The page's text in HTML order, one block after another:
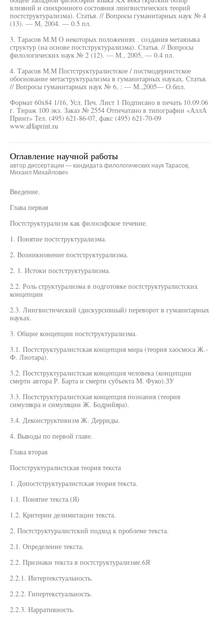
влияний и синхронного состояния лингвистических теорий
постструктурализма). Статья. // Вопросы гуманитарных наук № 4
(13). — М, 2004. — 0.5 пл.
3. Тарасов М.М О некоторых положениях . создания метаязыка
структур (на основе постструктурализма). Статья. // Вопросы
филологических наук № 2 (12). — М., 2005, — 0.4 пл.
4. Тарасов М.М Постструктуралистское / постмодернистское
обоснование метаструктурализма в гуманитарных науках. Статья.
// Вопросы гуманитарных наук № 6, : — М.,2005— О.бпл.
Формат 60x84 1/16, Усл. Печ. Лист 1 Подписано в печать 10.09.06
г. Тираж 100 экз. Заказ № 2554 Отпечатано в типографии «АллА
Принт» Тел. (495) 621-86-07, факс (495) 621-70-09
www.aHaprint.ru
Оглавление научной работы
автор диссертации — кандидата филологических наук Тарасов,
Михаил Михайлович
Введение.
Глава первая
Постструктурализм как философское течение.
1. Понятие постструктурализма.
2. Возникновение постструктурализма.
2. 1. Истоки постструктурализма.
2.2. Роль структурализма в подготовке постструктуралистских
концепции
2.3. Лингвистический (дискурсивный) переворот в гуманитарных
науках.
3. Общие концепции постструктурализма.
3.1. Постструктуралистская концепция мира (теория хаосмоса Ж.-
Ф. Лиотара).
3.2. Постструктуралистская концепция человека (концепции
смерти автора Р. Барта и смерти субъекта М. Фуко).ЗУ
3.3. Постструктуралистская концепция познания (теория
симулякра и симуляции Ж. Бодрийяра).
3.4. Деконструктивизм Ж. Дерриды.
4. Выводы по первой главе.
Глава вторая
Постструктуралистская теория текста
1. Допостструктуралистская теория текста.
1.1. Понятие текста.(Я)
1.2. Критерии делимитации текста.
2. Постструктуралистский подход к проблеме текста.
2.1. Определение текста.
2.2. Признаки текста в постструктурализме.6Я
2.2.1. Интертекстуальность.
2.2.2. Гипертекстуальность.
2.2.3. Нарративность.